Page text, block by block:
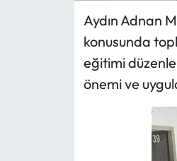
Aydın Adnan
konusunda
eğitimi
önemi ve
RESMİ İLANLAR
HABER İLAN